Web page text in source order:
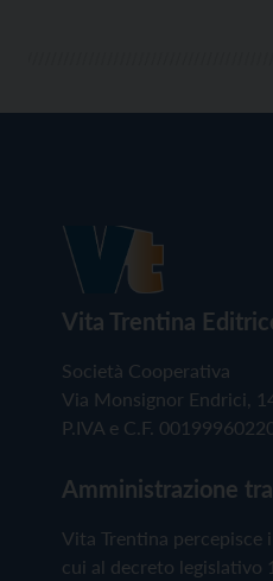
Vita Trentina
Società Cooperativa
Via Monsignor Endrici,
P.IVA e C.F.
Amministrazione
Vita Trentina
cui al decreto legislativo